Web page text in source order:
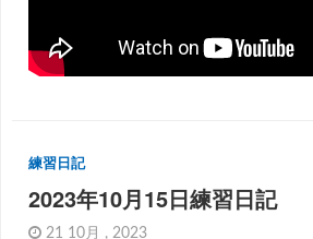
練習日記
2023年10月15日練習日記
21 10月 , 2023